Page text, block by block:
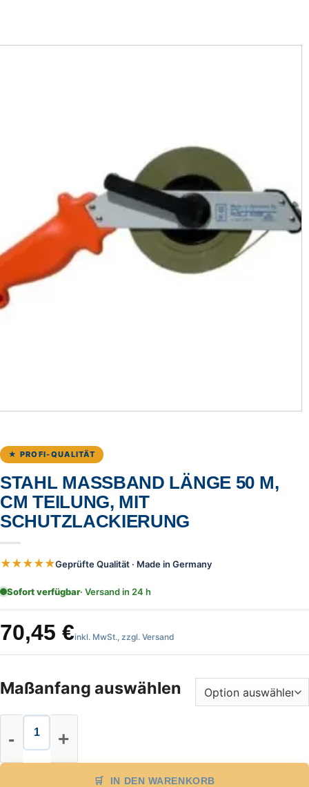
★ PROFI-QUALITÄT
STAHL MASSBAND LÄNGE 50 M, C
M TEILUNG, MIT S
CHUTZLACKIERUNG
★★★★★Geprüfte Qualität · Made in Germany
Sofort verfügbar· Versand in 24 h
70,45 €inkl. MwSt., zzgl. Versand
Maßanfang auswählen
Stahl Maßband Länge 50 m, cm
IN DEN WARENKORB